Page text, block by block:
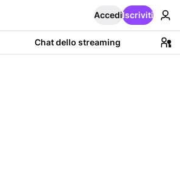
AccediIscriviti
Chat dello streaming